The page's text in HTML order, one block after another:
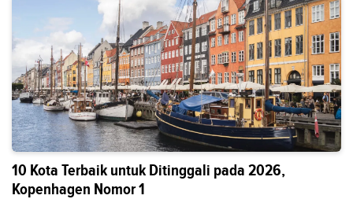
10 Kota Terbaik untuk Ditinggali pada 2026,
Kopenhagen Nomor 1